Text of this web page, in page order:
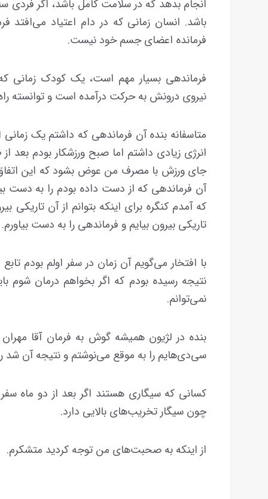
انجام بدهد که در سلامت کامل باشد، اگر فردی
باشد. انسان زمانی که در دام اعتیاد می‌افتد
فرمانده اعضای جسم خود نیست.
فرماندهی بسیار مهم است، یک کودک
نیروی درونش به حرکت درآمده است و توانسته
متاسفانه بنده آن فرماندهی که داشتم یک زمانی
انرژی زیادی داشتم اما صبح ورزشکار بودم
جای ورزش با مصرف من عوض بشود که این اتفاق
آن فرماندهی که از دست داده بودم را به دست
که آمدم کنگره برای اینکه بتوانم از آن تاریکی
تاریکی بیرون بیایم و فرماندهی را به دست بیاورم.
با افتخار می‌گویم آن زمان در سفر اولم بودم
نتیجه رسیده بودم که اگر بخواهم درمان شوم
نمی‌توانم.
بنده در لژیون همیشه گوش به فرمان آقا
سی‌دی‌هایم را به موقع می‌نوشتم و نتیجه آن شد
کسانی که سیگاری هستند اگر بعد از دو ماه
چون سیگار تخریب‌های بالایی دارد.
از اینکه به صحبت‌های من توجه کردید متشکرم.